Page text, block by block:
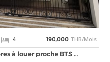
4 190,000 THB/Mois
à louer proche BTS …